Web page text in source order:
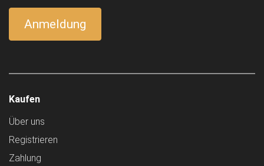
Kaufen
Über uns
Registrieren
Zahlung